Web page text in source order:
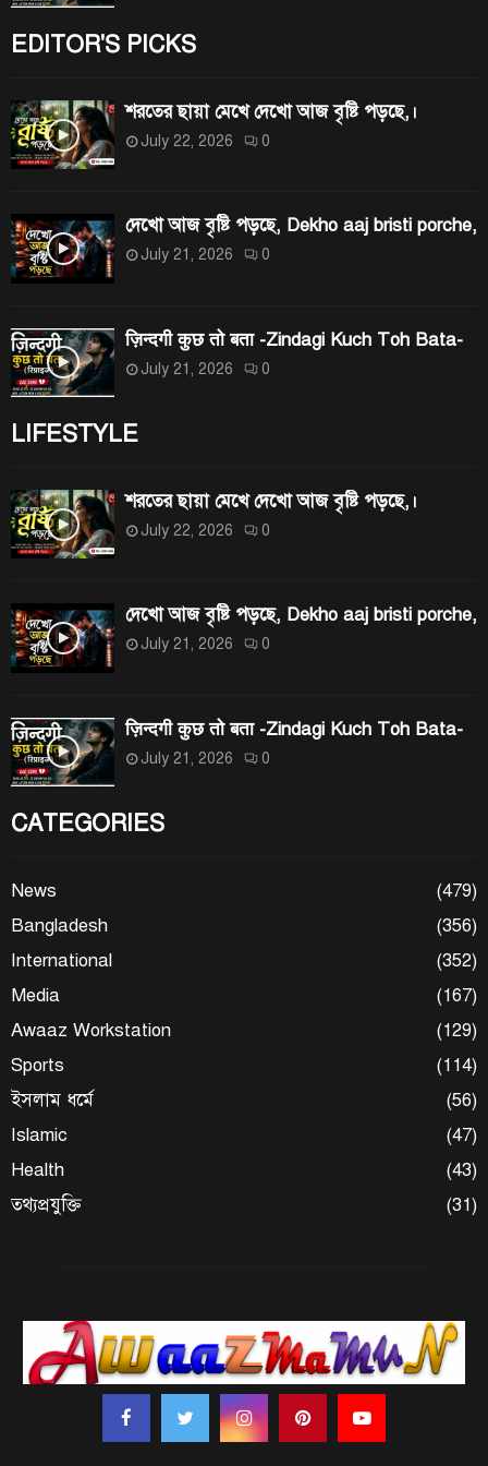
EDITOR'S PICKS
শরতের ছায়া মেখে দেখো আজ বৃষ্টি পড়ছে,।
July 22, 2026 0
দেখো আজ বৃষ্টি পড়ছে, Dekho aaj bristi porche,
July 21, 2026 0
ज़िन्दगी कुछ तो बता -Zindagi Kuch Toh Bata-
July 21, 2026 0
LIFESTYLE
শরতের ছায়া মেখে দেখো আজ বৃষ্টি পড়ছে,।
July 22, 2026 0
দেখো আজ বৃষ্টি পড়ছে, Dekho aaj bristi porche,
July 21, 2026 0
ज़िन्दगी कुछ तो बता -Zindagi Kuch Toh Bata-
July 21, 2026 0
CATEGORIES
News
(479)
Bangladesh
(356)
International
(352)
Media
(167)
Awaaz Workstation
(129)
Sports
(114)
ইসলাম ধর্মে
(56)
Islamic
(47)
Health
(43)
তথ্যপ্রযুক্তি
(31)